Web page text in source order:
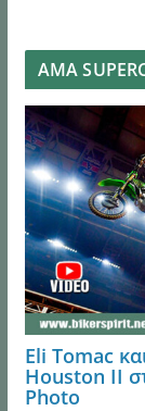
AMA
Eli Tomac
Houston ΙI
Photo